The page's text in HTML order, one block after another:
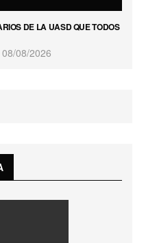
DE LA UASD QUE TODOS
08/08/2026